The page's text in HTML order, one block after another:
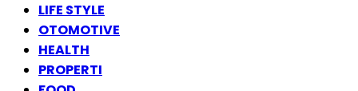
LIFE STYLE
OTOMOTIVE
HEALTH
PROPERTI